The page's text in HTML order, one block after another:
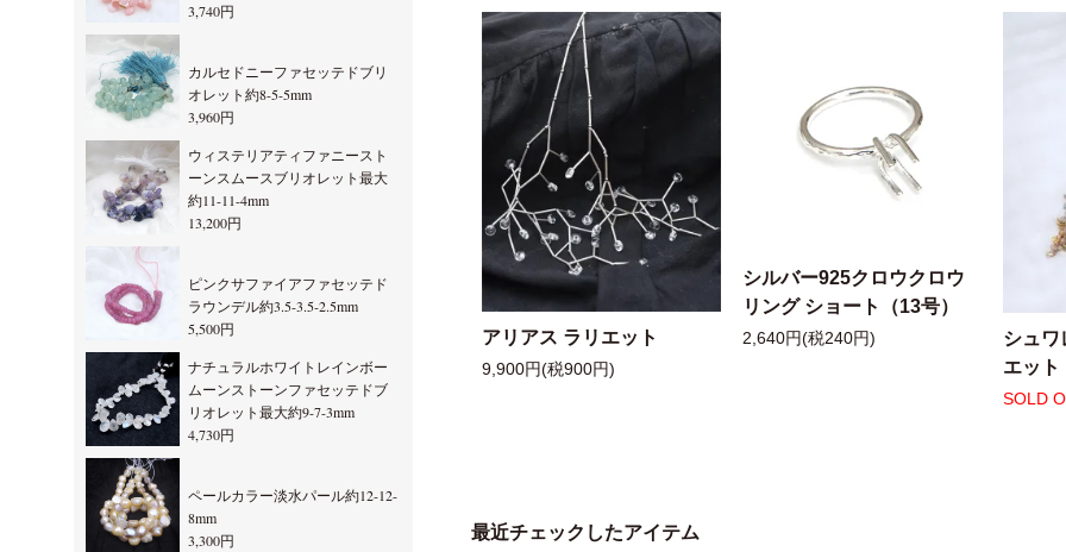
アリアス ラリエット
9,900円(税900円)
シルバー925クロウクロウ
リング ショート（13号）
2,640円(税240円)
シュワ
エット
SOLD
最近チェックしたアイテム
3,740円
カルセドニーファセッテドブリ
オレット約8-5-5mm
3,960円
ウィステリアティファニースト
ーンスムースブリオレット最大
約11-11-4mm
13,200円
ピンクサファイアファセッテド
ラウンデル約3.5-3.5-2.5mm
5,500円
ナチュラルホワイトレインボー
ムーンストーンファセッテドブ
リオレット最大約9-7-3mm
4,730円
ペールカラー淡水パール約12-12-
8mm
3,300円